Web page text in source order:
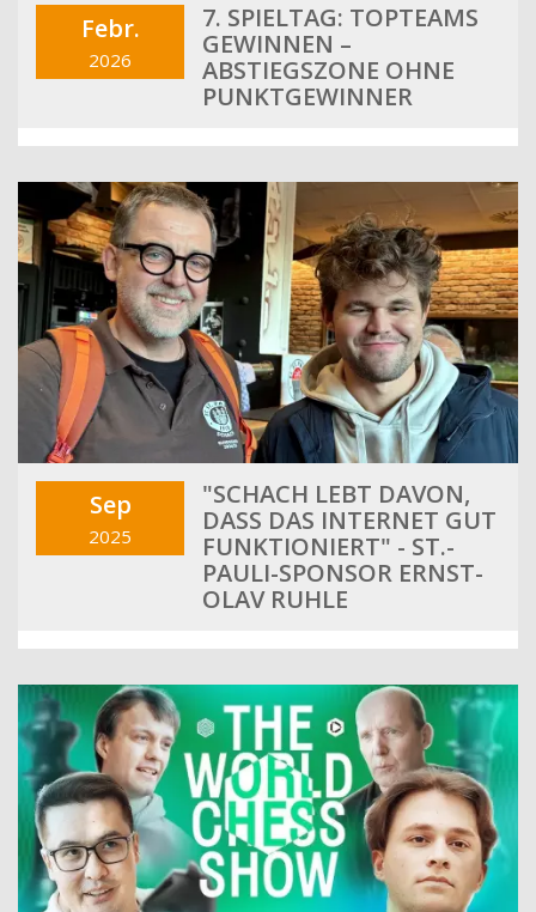
Febr.
2026
7. SPIELTAG: TOPTEAMS
GEWINNEN –
ABSTIEGSZONE OHNE
PUNKTGEWINNER
Sep
2025
"SCHACH LEBT DAVON,
DASS DAS INTERNET GUT
FUNKTIONIERT" - ST.-
PAULI-SPONSOR ERNST-
OLAV RUHLE